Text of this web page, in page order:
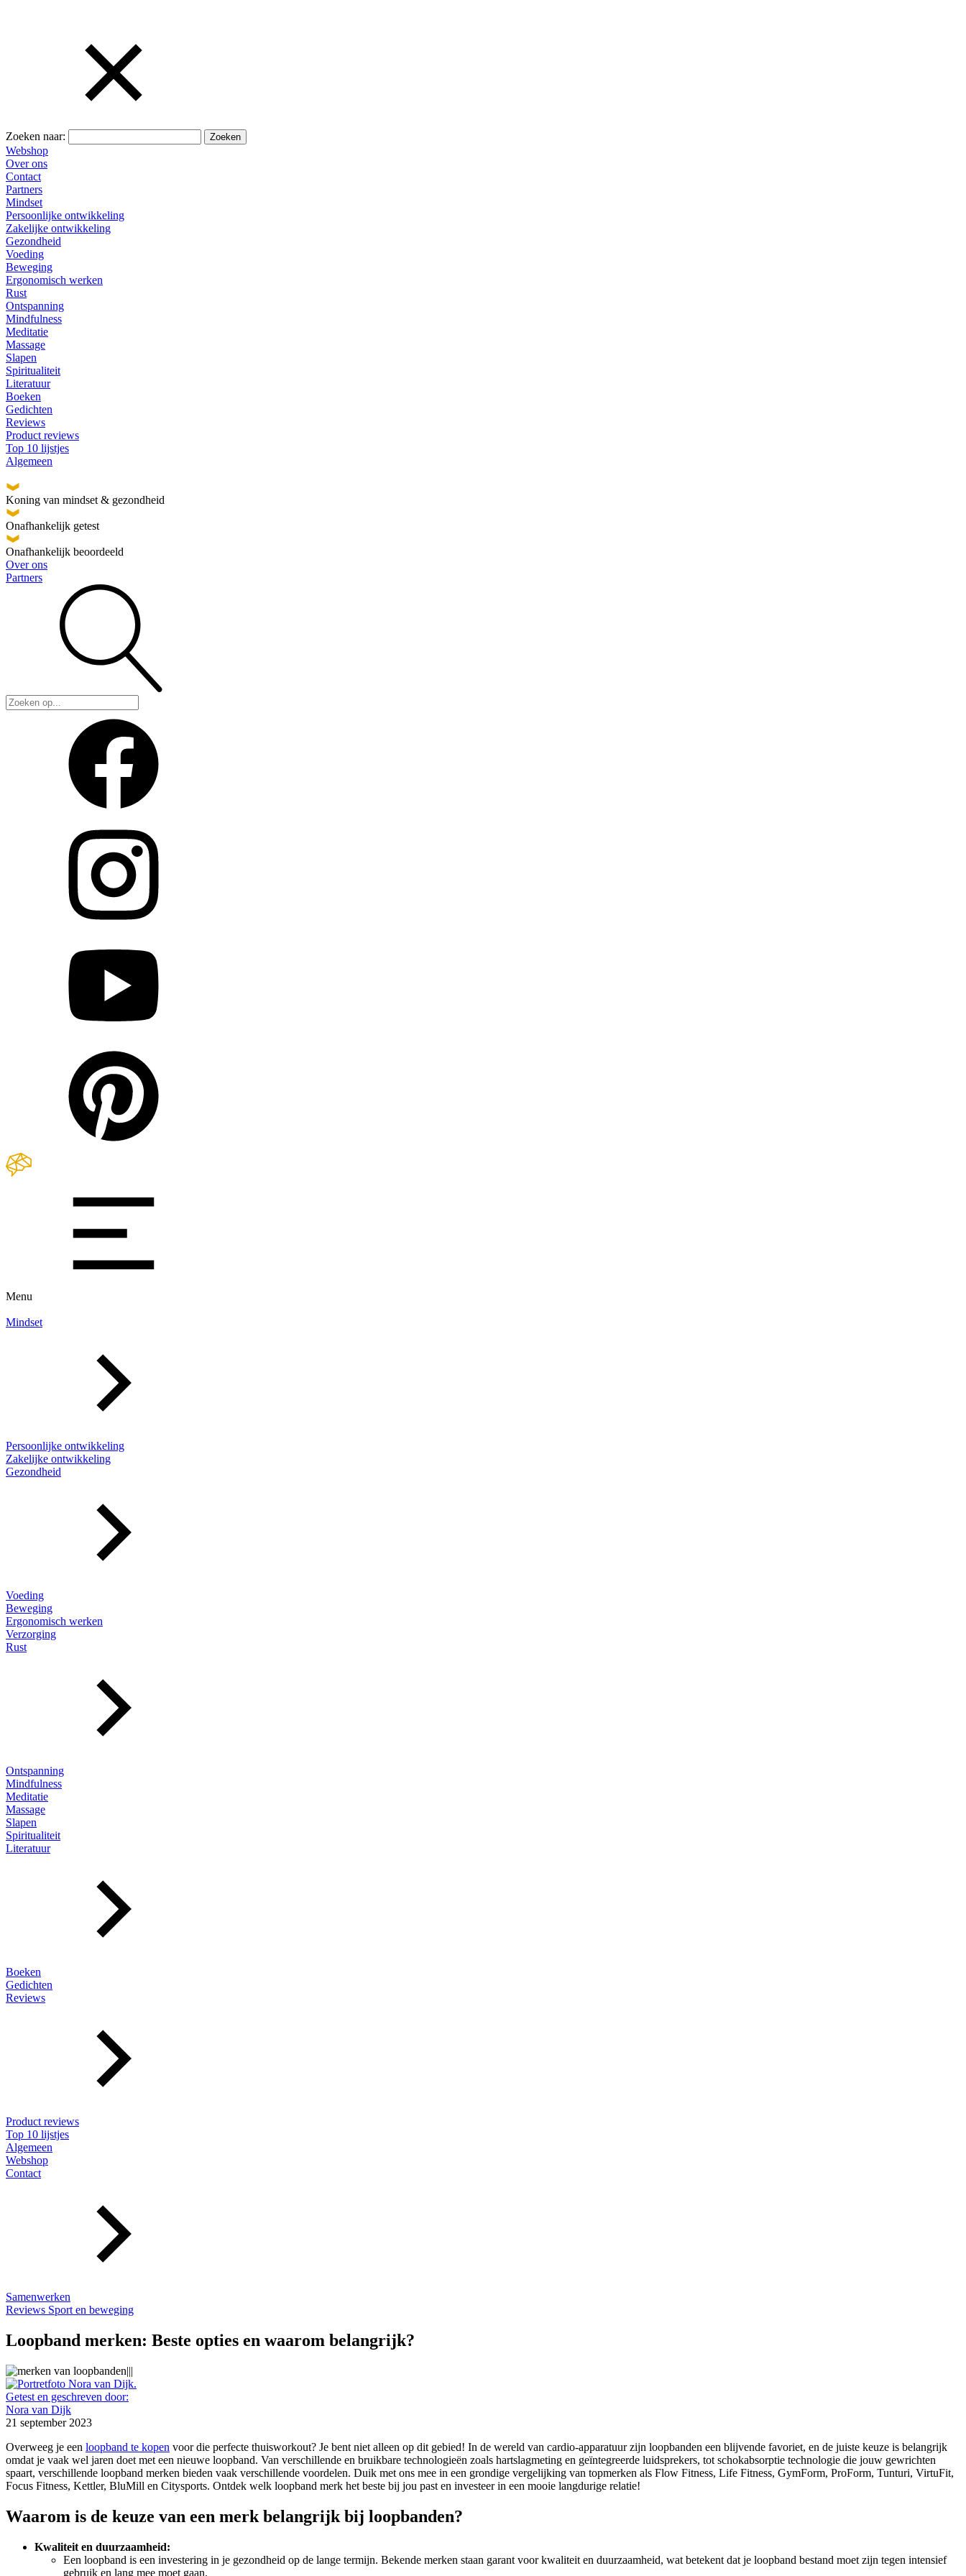
Zoeken naar:
Webshop
Over ons
Contact
Partners
Mindset
Persoonlijke ontwikkeling
Zakelijke ontwikkeling
Gezondheid
Voeding
Beweging
Ergonomisch werken
Rust
Ontspanning
Mindfulness
Meditatie
Massage
Slapen
Spiritualiteit
Literatuur
Boeken
Gedichten
Reviews
Product reviews
Top 10 lijstjes
Algemeen
Koning van mindset & gezondheid
Onafhankelijk getest
Onafhankelijk beoordeeld
Over ons
Partners
Menu
Mindset
Persoonlijke ontwikkeling
Zakelijke ontwikkeling
Gezondheid
Voeding
Beweging
Ergonomisch werken
Verzorging
Rust
Ontspanning
Mindfulness
Meditatie
Massage
Slapen
Spiritualiteit
Literatuur
Boeken
Gedichten
Reviews
Product reviews
Top 10 lijstjes
Algemeen
Webshop
Contact
Samenwerken
Reviews Sport en beweging
Loopband merken: Beste opties en waarom belangrijk?
Getest en geschreven door:
Nora van Dijk
21 september 2023
Overweeg je een loopband te kopen voor die perfecte thuisworkout? Je bent niet alleen op dit gebied! In de wereld van cardio-apparatuur zijn loopbanden een blijvende favoriet, en de juiste keuze is belangrijk
omdat je vaak wel jaren doet met een nieuwe loopband. Van verschillende en bruikbare technologieën zoals hartslagmeting en geïntegreerde luidsprekers, tot schokabsorptie technologie die jouw gewrichten
spaart, verschillende loopband merken bieden vaak verschillende voordelen. Duik met ons mee in een grondige vergelijking van topmerken als Flow Fitness, Life Fitness, GymForm, ProForm, Tunturi, VirtuFit,
Focus Fitness, Kettler, BluMill en Citysports. Ontdek welk loopband merk het beste bij jou past en investeer in een mooie langdurige relatie!
Waarom is de keuze van een merk belangrijk bij loopbanden?
Kwaliteit en duurzaamheid:
Een loopband is een investering in je gezondheid op de lange termijn. Bekende merken staan garant voor kwaliteit en duurzaamheid, wat betekent dat je loopband bestand moet zijn tegen intensief
gebruik en lang mee moet gaan.